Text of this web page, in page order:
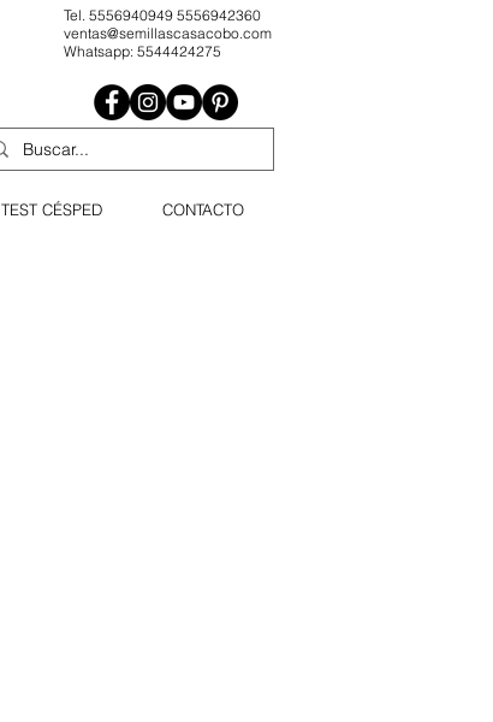
Tel. 5556940949 5556942360
ventas@semillascasacobo.com
Whatsapp: 5544424275
TEST CÉSPED CONTACTO